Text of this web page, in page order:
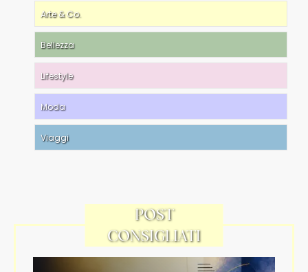
Arte & Co.
Bellezza
Lifestyle
Moda
Viaggi
POST
CONSIGLIATI